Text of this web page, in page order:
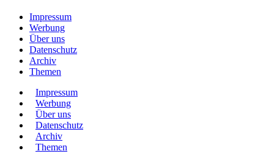
Impressum
Werbung
Über uns
Datenschutz
Archiv
Themen
Impressum
Werbung
Über uns
Datenschutz
Archiv
Themen